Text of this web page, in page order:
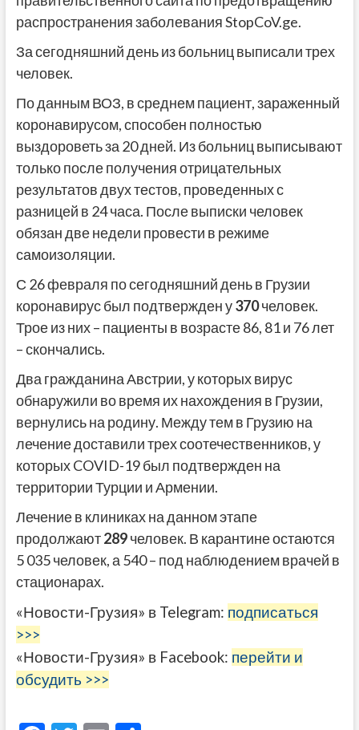
распространения заболевания StopCoV.ge.
За сегодняшний день из больниц выписали трех
человек.
По данным ВОЗ, в среднем пациент, зараженный
коронавирусом, способен полностью
выздороветь за 20 дней. Из больниц выписывают
только после получения отрицательных
результатов двух тестов, проведенных с
разницей в 24 часа. После выписки человек
обязан две недели провести в режиме
самоизоляции.
С 26 февраля по сегодняшний день в Грузии
коронавирус был подтвержден у370человек.
Трое из них – пациенты в возрасте 86, 81 и 76 лет
– скончались.
Два гражданина Австрии, у которых вирус
обнаружили во время их нахождения в Грузии,
вернулись на родину. Между тем в Грузию на
лечение доставили трех соотечественников, у
которых COVID-19 был подтвержден на
территории Турции и Армении.
Лечение в клиниках на данном этапе
продолжают289человек. В карантине остаются
5 035 человек, а 540 – под наблюдением врачей в
стационарах.
«Новости-Грузия» в Telegram: подписаться
>>>
«Новости-Грузия» в Facebook: перейти и
обсудить >>>